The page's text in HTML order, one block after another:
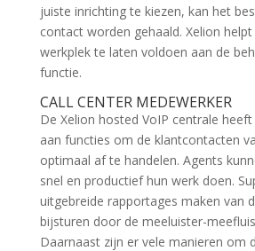
juiste inrichting te kiezen, kan het
contact worden gehaald. Xelion
werkplek te laten voldoen aan de
functie.
CALL CENTER MEDEWERKER
De Xelion hosted VoIP centrale
aan functies om de klantcontacten
optimaal af te handelen. Agents
snel en productief hun werk doen.
uitgebreide rapportages maken van
bijsturen door de meeluister-
Daarnaast zijn er vele manieren om